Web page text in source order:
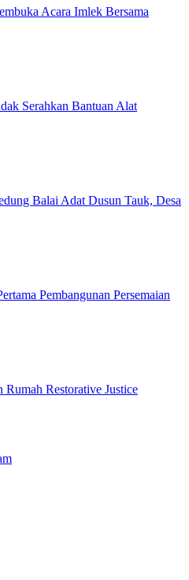
Acara Imlek Bersama
Serahkan Bantuan Alat
Balai Adat Dusun Tauk, Desa
Pembangunan Persemaian
Rumah Restorative Justice